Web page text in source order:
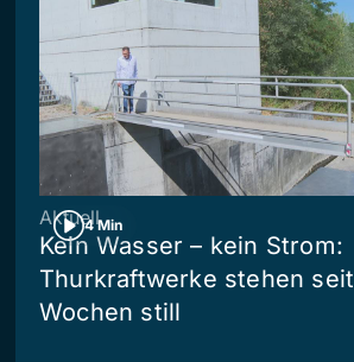
4 Min
Aktuell
Kein Wasser – kein Strom:
Thurkraftwerke stehen seit
Wochen still